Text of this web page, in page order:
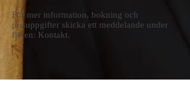
För mer information, bokning och
prisuppgifter skicka ett meddelande under
fliken: Kontakt.